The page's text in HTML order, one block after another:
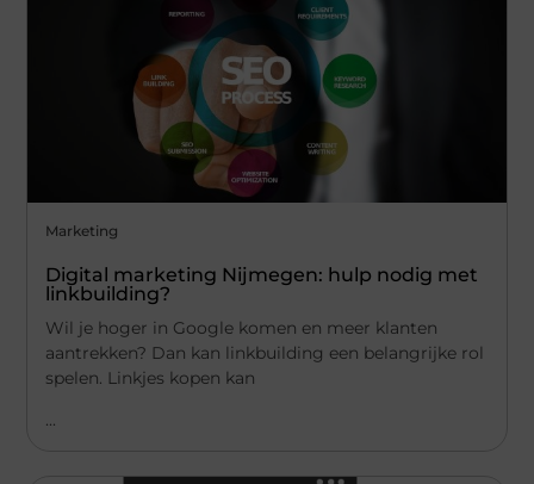
Marketing
Digital marketing Nijmegen: hulp nodig met
linkbuilding?
Wil je hoger in Google komen en meer klanten
aantrekken? Dan kan linkbuilding een belangrijke rol
spelen. Linkjes kopen kan
...